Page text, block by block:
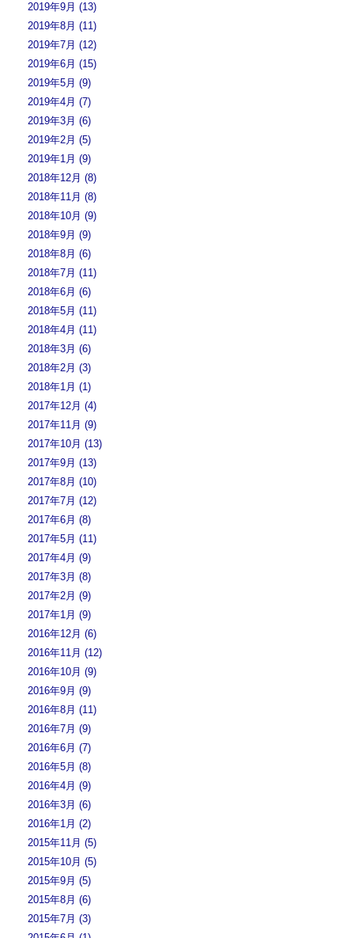
2019年9月 (13)
2019年8月 (11)
2019年7月 (12)
2019年6月 (15)
2019年5月 (9)
2019年4月 (7)
2019年3月 (6)
2019年2月 (5)
2019年1月 (9)
2018年12月 (8)
2018年11月 (8)
2018年10月 (9)
2018年9月 (9)
2018年8月 (6)
2018年7月 (11)
2018年6月 (6)
2018年5月 (11)
2018年4月 (11)
2018年3月 (6)
2018年2月 (3)
2018年1月 (1)
2017年12月 (4)
2017年11月 (9)
2017年10月 (13)
2017年9月 (13)
2017年8月 (10)
2017年7月 (12)
2017年6月 (8)
2017年5月 (11)
2017年4月 (9)
2017年3月 (8)
2017年2月 (9)
2017年1月 (9)
2016年12月 (6)
2016年11月 (12)
2016年10月 (9)
2016年9月 (9)
2016年8月 (11)
2016年7月 (9)
2016年6月 (7)
2016年5月 (8)
2016年4月 (9)
2016年3月 (6)
2016年1月 (2)
2015年11月 (5)
2015年10月 (5)
2015年9月 (5)
2015年8月 (6)
2015年7月 (3)